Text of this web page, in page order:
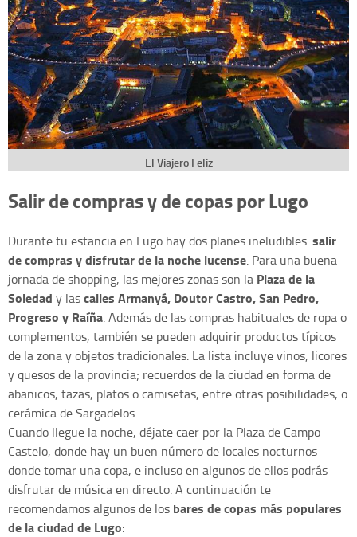
El Viajero Feliz
Salir de compras y de copas por Lugo
Durante tu estancia en Lugo hay dos planes ineludibles:salir
de compras y disfrutar de la noche lucense. Para una buena
jornada de shopping, las mejores zonas son la Plaza de la
Soledad y lascalles Armanyá, Doutor Castro, San Pedro,
Progreso y Raíña. Además de las compras habituales de ropa o
complementos, también se pueden adquirir productos típicos
de la zona y objetos tradicionales. La lista incluye vinos, licores
y quesos de la provincia; recuerdos de la ciudad en forma de
abanicos, tazas, platos o camisetas, entre otras posibilidades, o
cerámica de Sargadelos.
Cuando llegue la noche, déjate caer por la Plaza de Campo
Castelo, donde hay un buen número de locales nocturnos
donde tomar una copa, e incluso en algunos de ellos podrás
disfrutar de música en directo. A continuación te
recomendamos algunos de los bares de copas más populares
de la ciudad de Lugo: